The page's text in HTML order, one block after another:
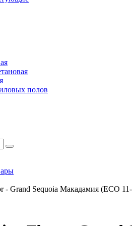
полов
- Grand Sequoia Макадамия (ECO